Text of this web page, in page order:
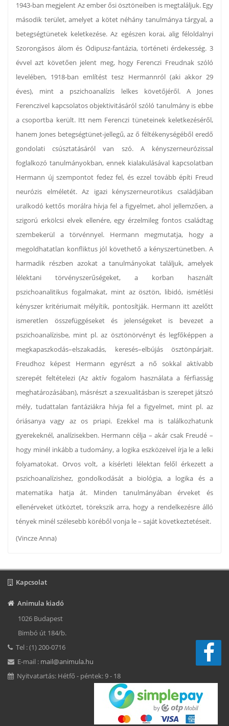
1943-ban megjelent Az ember ősi ösztöneiben is megtaláljuk. Egy
második terület, amelyet a kötet néhány tanulmánya tárgyal, a
betegségtünetek keletkezése. Az egészen korai, alig féloldalnyi
Szorongásos álom és Ödipusz-fantázia, történeti érdekesség. 3
évvel azt követően jelent meg, hogy Ferenczi Freudnak szóló
levelében, 1918-ban említést tesz Hermannról (aki akkor 29
éves), mint a pszichoanalízis lelkes követőjéről. A Jones
Ferenczivel kapcsolatos objektivitásáról szóló tanulmány is ebbe
a csoportba került. Itt nem Ferenczi tüneteinek keletkezéséről,
hanem Jones betegségtünet-jellegű, az ő féltékenységéből eredő
gondolati csúsztatásáról van szó. A kényszerneurózissal
foglalkozó tanulmányokban, ennek kialakulásával kapcsolatban
Hermann új szempontot fedez fel, és ezzel tovább építi Freud
neurózis elméletét. Az igazi kényszerneurotikus családjában
uralkodó kettős morálra hívja fel a figyelmet, ahol jellemzően, a
szigorú erkölcsi elvek ellenére, egy érzelmileg fontos családtag
szembekerül a törvénnyel. Hermann megmutatja, hogy a
megoldhatatlan konfliktus jól követhető a kényszertünetben. A
harmadik részben azokat a tanulmányokat találjuk, amelyek
lélektani törvényszerűségeket, a korban használt
pszichoanalitikus fogalmakat, mint az ösztön, libidó, ismétlési
kényszer kritériumait mélyítik, pontosítják. Hermann itt azelőtt
ismeretlen összefüggéseket és jelenségeket is bevezet a
pszichoanalízisbe, mint pl. az ösztönörvényt és legfőképpen a
megkapaszkodás–elszakadás, keresés–elbújás ösztönpárjait.
Freudhoz képest Hermann egyrészt a nő sokkal aktívabb
szerepét feltételezi (Az aktív fogalom használata a férfiasság
meghatározásában), másrészt a szexualitásban is szerepet játszó
mély, tudattalan fantáziákra hívja fel a figyelmet, mint pl. az
óriásanya vagy az os priapi. Ezekkel ma is találkozhatunk
gyerekeknél, analízisekben. Hermann célja – akár csak Freudé –
hogy minél inkább a tudomány, a logika eszközeivel írja le a lelki
folyamatokat. Orvos volt, a kísérleti lélektan felől érkezett a
pszichoanalízishez, gondolkodását a biológia, a logika és a
matematika hatja át. Minden tanulmányában érveket és
ellenérveket ütköztet, törekszik arra, hogy a rendelkezésre álló
tények minél szélesebb köréből vonja le – saját következtetéseit.
(Vincze Anna)
Kapcsolat
Animula kiadó
1026 Budapest
Bimbó út 184/b.
Tel : (1) 200-0716
E-mail : mail@animula.hu
Nyitvatartás: Hétfő - péntek: 9 - 18